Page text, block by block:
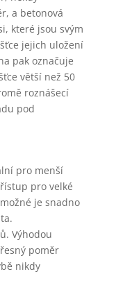
a betonová
které jsou svým
jejich uložení
pak označuje
větší než 50
roznášecí
pod
pro menší
pro velké
je snadno
Výhodou
poměr
nikdy